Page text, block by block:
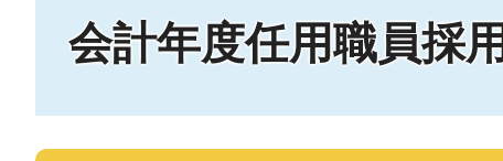
会計年度任用職員採用